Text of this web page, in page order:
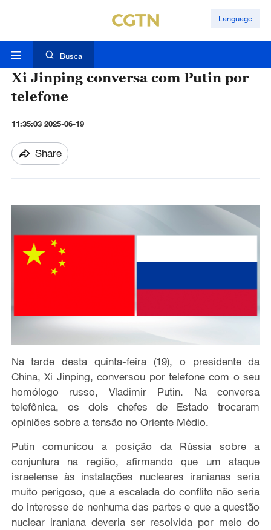
Language
Busca
Xi Jinping conversa com Putin por
telefone
11:35:03 2025-06-19
Share
Na tarde desta quinta-feira (19), o presidente da
China, Xi Jinping, conversou por telefone com o seu
homólogo russo, Vladimir Putin. Na conversa
telefônica, os dois chefes de Estado trocaram
opiniões sobre a tensão no Oriente Médio.
Putin comunicou a posição da Rússia sobre a
conjuntura na região, afirmando que um ataque
israelense às instalações nucleares iranianas seria
muito perigoso, que a escalada do conflito não seria
do interesse de nenhuma das partes e que a questão
nuclear iraniana deveria ser resolvida por meio do